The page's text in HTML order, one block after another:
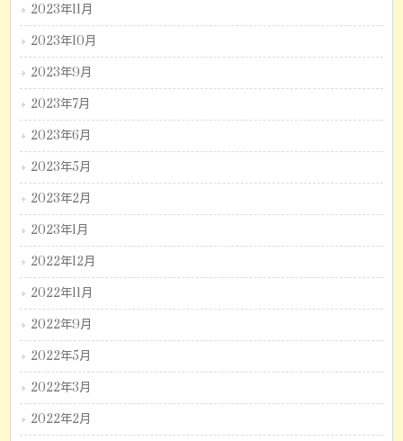
2023年11月
2023年10月
2023年9月
2023年7月
2023年6月
2023年5月
2023年2月
2023年1月
2022年12月
2022年11月
2022年9月
2022年5月
2022年3月
2022年2月